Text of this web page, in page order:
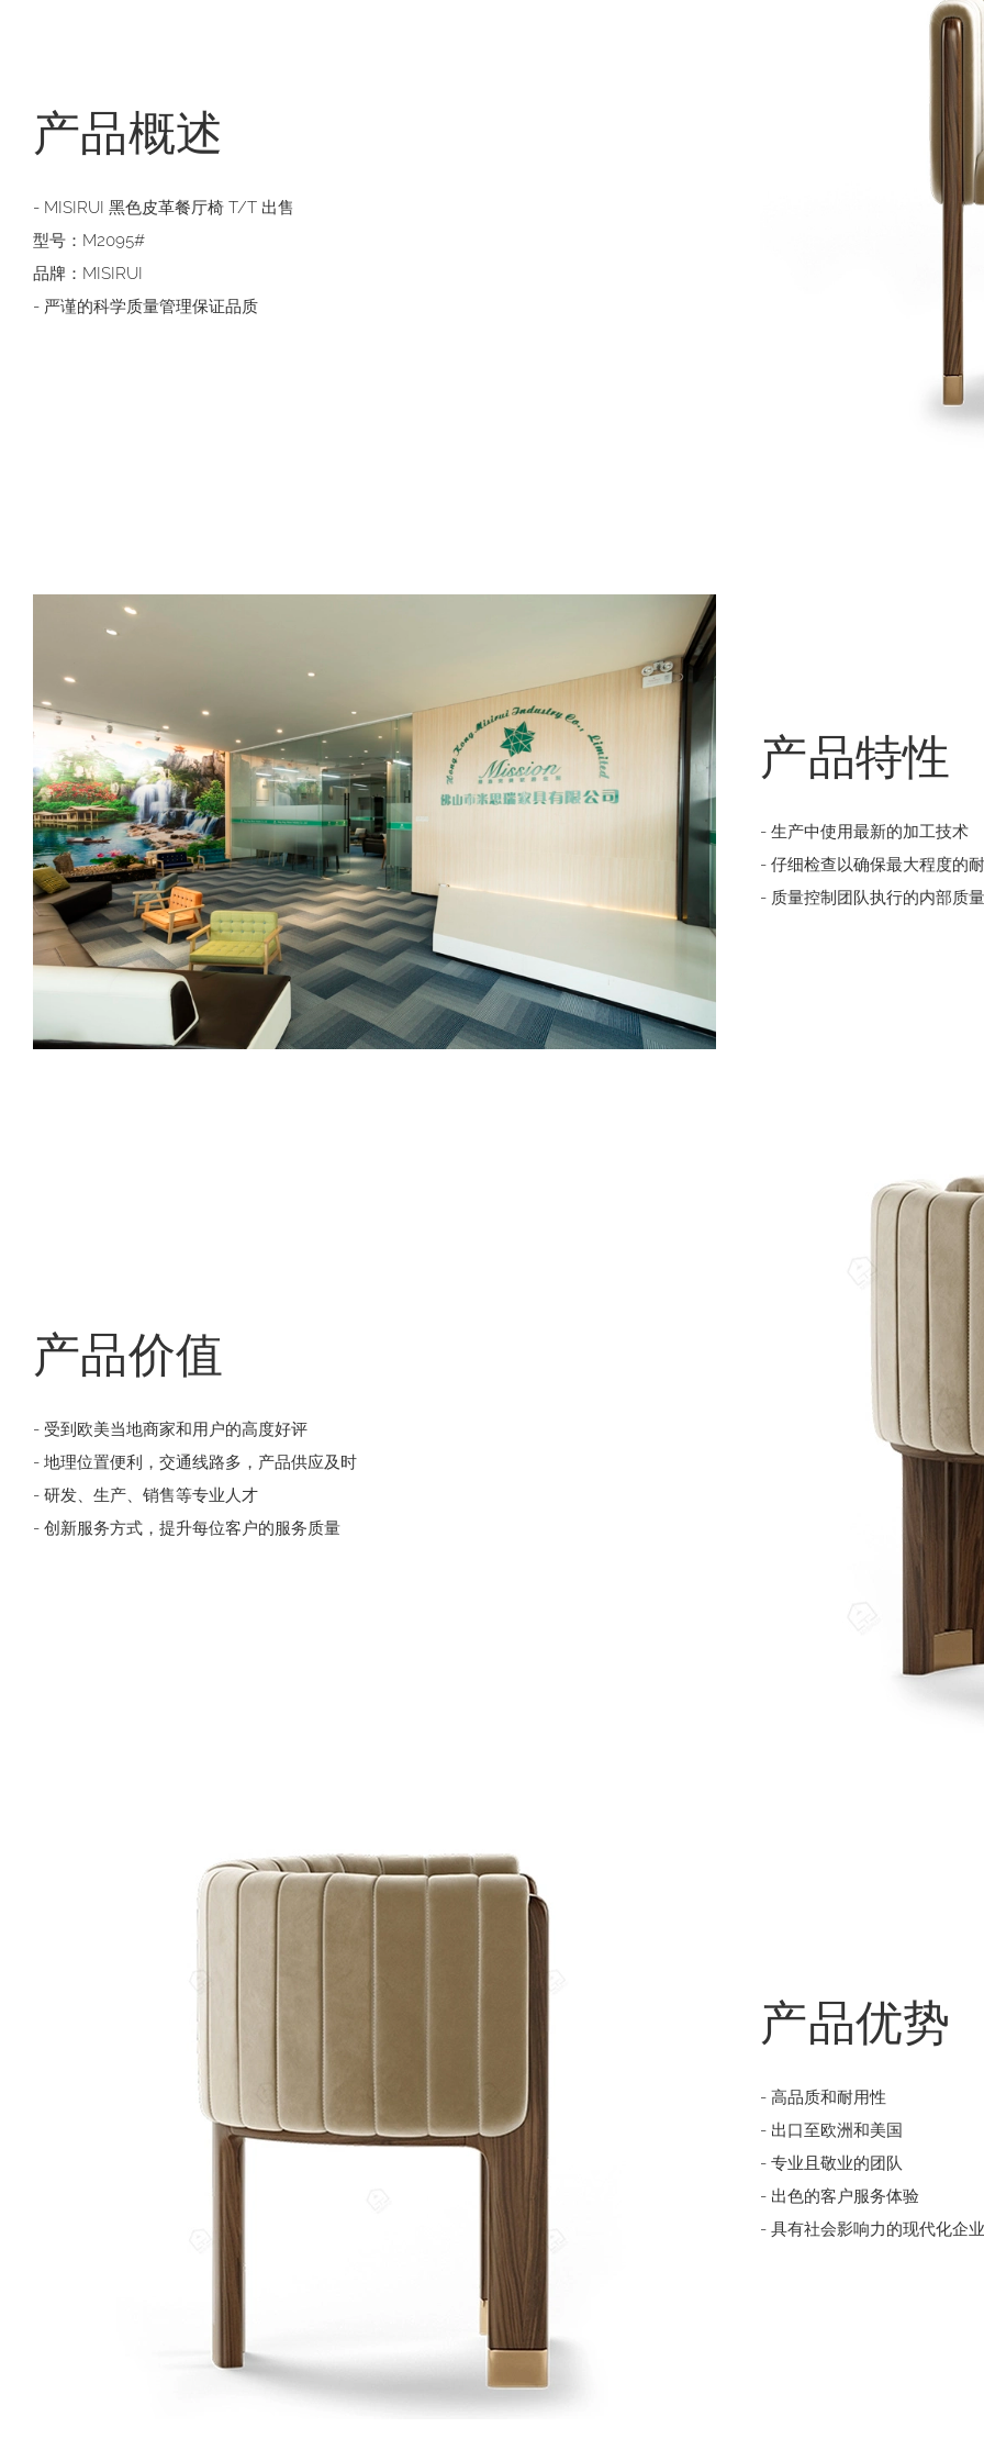
产品概述
- MISIRUI 黑色皮革餐厅椅 T/T 出售
型号：M2095#
品牌：MISIRUI
- 严谨的科学质量管理保证品质
产品特性
- 生产中使用最新的加工技术
- 仔细检查以确保最大程度的
- 质量控制团队执行的内部质
产品价值
- 受到欧美当地商家和用户的高度好评
- 地理位置便利，交通线路多，产品供应及时
- 研发、生产、销售等专业人才
- 创新服务方式，提升每位客户的服务质量
产品优势
- 高品质和耐用性
- 出口至欧洲和美国
- 专业且敬业的团队
- 出色的客户服务体验
- 具有社会影响力的现代化企业